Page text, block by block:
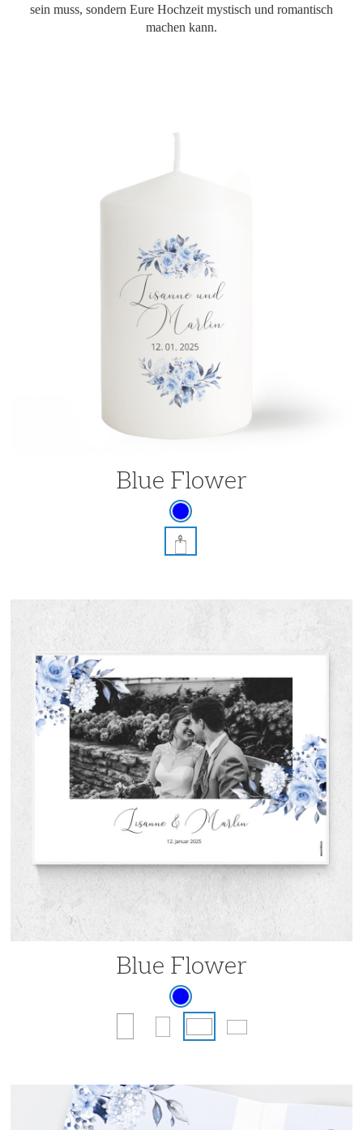
sein muss, sondern Eure Hochzeit mystisch und romantisch
machen kann.
Blue Flower
Blue Flower